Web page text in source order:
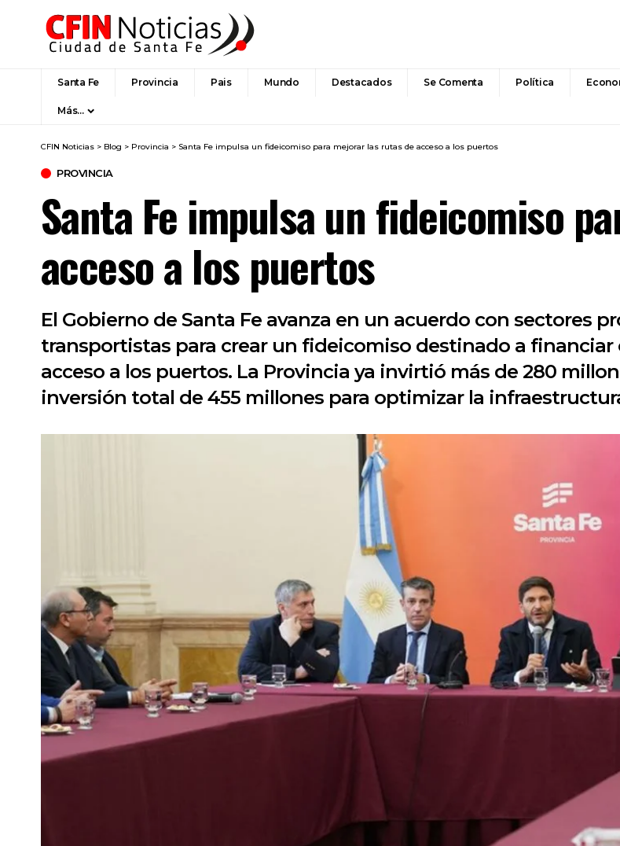
Santa Fe Provincia Pais Mundo Destacados Se Comenta Política
Más…
CFIN Noticias > Blog > Provincia > Santa Fe impulsa un fideicomiso para mejorar las rutas de acceso a los puertos
PROVINCIA
Santa Fe impulsa un fideicomiso
acceso a los puertos
El Gobierno de Santa Fe avanza en un acuerdo con sectores
transportistas para crear un fideicomiso destinado a
acceso a los puertos. La Provincia ya invirtió más de 280
inversión total de 455 millones para optimizar la